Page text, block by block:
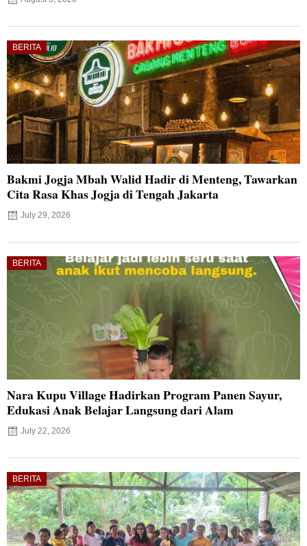
BERITA
Bakmi Jogja Mbah Walid Hadir di Menteng, Tawarkan
Cita Rasa Khas Jogja di Tengah Jakarta
July 29, 2026
BERITA
Nara Kupu Village Hadirkan Program Panen Sayur,
Edukasi Anak Belajar Langsung dari Alam
July 22, 2026
BERITA